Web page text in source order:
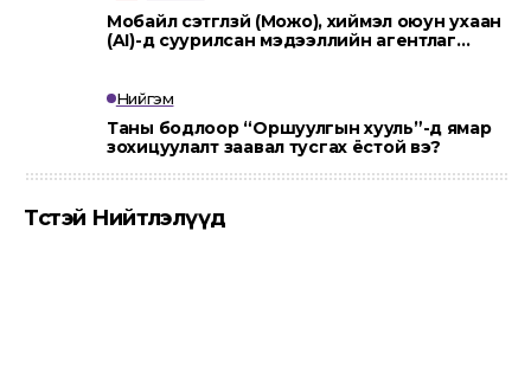
Мобайл сэтгүүлзүй (Можо), хиймэл оюун ухаан
(AI)-д суурилсан мэдээллийн агентлаг
Нийгэм
Таны бодлоор “Оршуулгын хууль”-д ямар
зохицуулалт заавал тусгах ёстой вэ?
Төсөөтэй Нийтлэлүүд